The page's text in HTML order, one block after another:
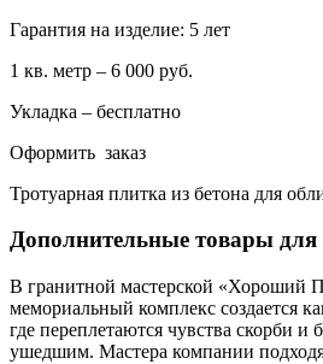
Гарантия на изделие: 5 лет
1 кв. метр – 6 000 руб.
Укладка – бесплатно
Оформить заказ
Тротуарная плитка из бетона для
Дополнительные товары для
В гранитной мастерской «Хороший
мемориальный комплекс создается
где переплетаются чувства скорби и
ушедшим. Мастера компании